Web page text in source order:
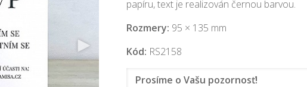
papíru, text je realizován černou barvou.
Rozmery: 95 × 135 mm
Kód: RS2158
Prosíme o Vašu pozornosť!